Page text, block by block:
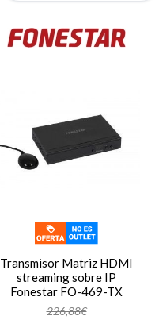
Transmisor Matriz HDMI
streaming sobre IP
Fonestar FO-469-TX
226,88€